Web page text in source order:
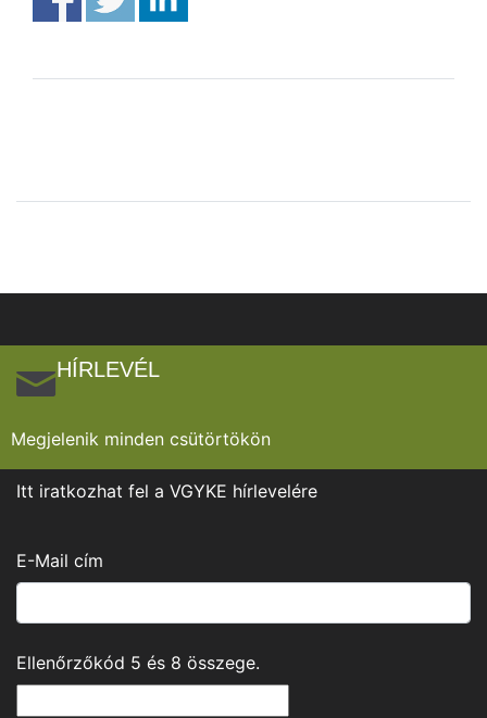
HÍRLEVÉL
Megjelenik minden csütörtökön
Itt iratkozhat fel a VGYKE hírlevelére
E-Mail cím
Ellenőrzőkód 5 és 8 összege.